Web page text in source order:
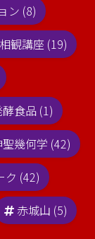
ン (8)
観講座 (19)
食品 (1)
幾何学 (42)
ク (42)
赤城山 (5)